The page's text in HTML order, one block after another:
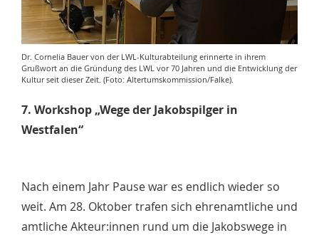
Dr. Cornelia Bauer von der LWL-Kulturabteilung erinnerte in ihrem
Grußwort an die Gründung des LWL vor 70 Jahren und die Entwicklung der
Kultur seit dieser Zeit. (Foto: Altertumskommission/Falke).
7. Workshop „Wege der Jakobspilger in
Westfalen“
Nach einem Jahr Pause war es endlich wieder so
weit. Am 28. Oktober trafen sich ehrenamtliche und
amtliche Akteur:innen rund um die Jakobswege in